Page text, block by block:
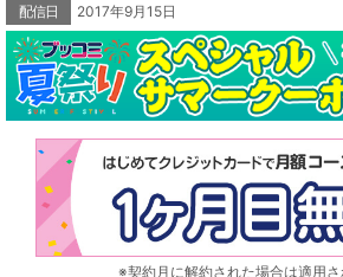
配信日
2017年9月15日
※契約月に解約された場合は適用さ